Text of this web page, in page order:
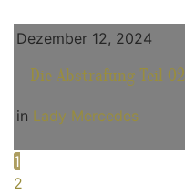
Dezember 12, 2024
Die Abstrafung Teil 02
in Lady Mercedes
1
2